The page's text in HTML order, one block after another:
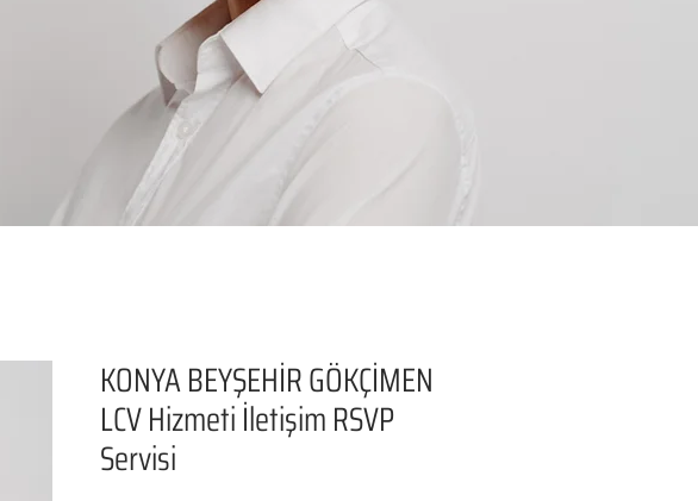
KONYA BEYŞEHİR GÖKÇİMEN
LCV Hizmeti İletişim RSVP
Servisi